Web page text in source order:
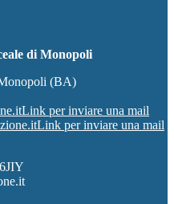
di Monopoli
(BA)
Link per inviare una mail
Link per inviare una mail